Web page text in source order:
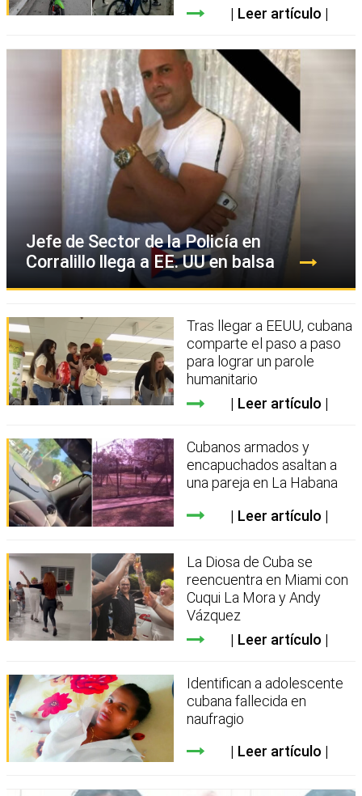
Leer artículo
Jefe de Sector de la Policía en
Corralillo llega a EE. UU en balsa
Tras llegar a EEUU, cubana
comparte el paso a paso
para lograr un parole
humanitario
Leer artículo
Cubanos armados y
encapuchados asaltan a
una pareja en La Habana
Leer artículo
La Diosa de Cuba se
reencuentra en Miami con
Cuqui La Mora y Andy
Vázquez
Leer artículo
Identifican a adolescente
cubana fallecida en
naufragio
Leer artículo